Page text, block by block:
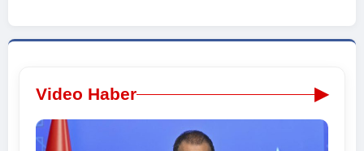
Video Haber ▶